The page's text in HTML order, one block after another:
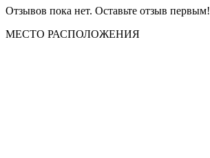
Отзывов пока нет. Оставьте отзыв первым!
МЕСТО РАСПОЛОЖЕНИЯ